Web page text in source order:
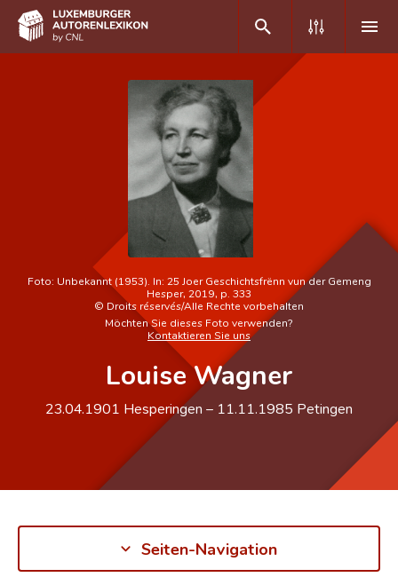
Autor(inn)en A-Z
Erweiterte Suche
Häufige Fragen und Antworten
Forschungsgruppe
Foto: Unbekannt (1953). In: 25 Joer Geschichtsfrënn vun der Gemeng
Hesper, 2019, p. 333
© Droits réservés/Alle Rechte vorbehalten
Möchten Sie dieses Foto verwenden?
Kontaktieren Sie uns
Louise Wagner
23.04.1901 Hesperingen – 11.11.1985 Petingen
Seiten-Navigation